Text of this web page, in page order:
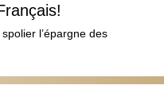
l’épargne des